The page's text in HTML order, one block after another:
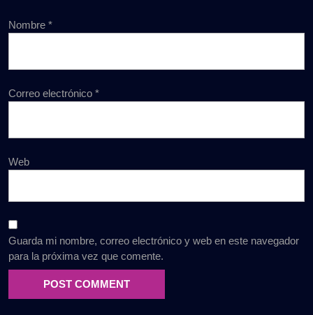
Nombre *
Correo electrónico *
Web
Guarda mi nombre, correo electrónico y web en este navegador
para la próxima vez que comente.